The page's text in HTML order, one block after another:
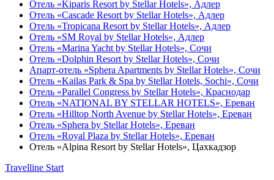
Отель «Kiparis Resort by Stellar Hotels», Адлер
Отель «Cascade Resort by Stellar Hotels», Адлер
Отель «Tropicana Resort by Stellar Hotels», Адлер
Отель «SM Royal by Stellar Hotels», Адлер
Отель «Marina Yacht by Stellar Hotels», Сочи
Отель «Dolphin Resort by Stellar Hotels», Сочи
Апарт-отель «Sphera Apartments by Stellar Hotels», Сочи
Отель «Kailas Park & Spa by Stellar Hotels, Sochi», Сочи
Отель «Parallel Congress by Stellar Hotels», Краснодар
Отель «NATIONAL BY STELLAR HOTELS», Ереван
Отель «Hilltop North Avenue by Stellar Hotels», Ереван
Отель «Sphera by Stellar Hotels», Ереван
Отель «Royal Plaza by Stellar Hotels», Ереван
Отель «Alpina Resort by Stellar Hotels», Цахкадзор
Travelline Start